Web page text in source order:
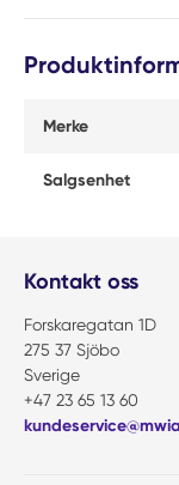
Merke
Salgsenhet
Kontakt oss
Forskaregatan 1D
275 37 Sjöbo
Sverige
+47 23 65 13 60